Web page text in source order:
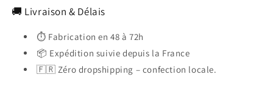
🚚 Livraison & Délais
⏱️ Fabrication en 48 à 72h
📦 Expédition suivie depuis la France
🇫🇷 Zéro dropshipping – confection locale.